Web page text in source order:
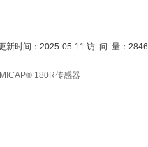
新时间： 2025-05-11 访 问 量： 2846
180R传感器